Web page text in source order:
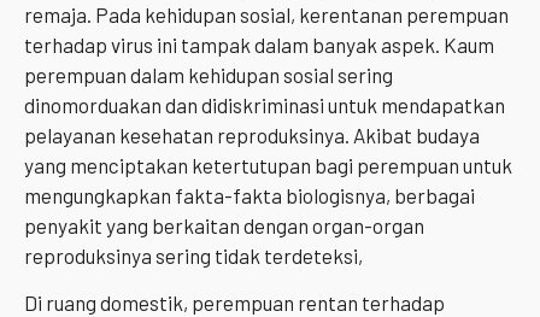
remaja. Pada kehidupan sosial, kerentanan perempuan
terhadap virus ini tampak dalam banyak aspek. Kaum
perempuan dalam kehidupan sosial sering
dinomorduakan dan didiskriminasi untuk mendapatkan
pelayanan kesehatan reproduksinya. Akibat budaya
yang menciptakan ketertutupan bagi perempuan untuk
mengungkapkan fakta-fakta biologisnya, berbagai
penyakit yang berkaitan dengan organ-organ
reproduksinya sering tidak terdeteksi,
Di ruang domestik, perempuan rentan terhadap